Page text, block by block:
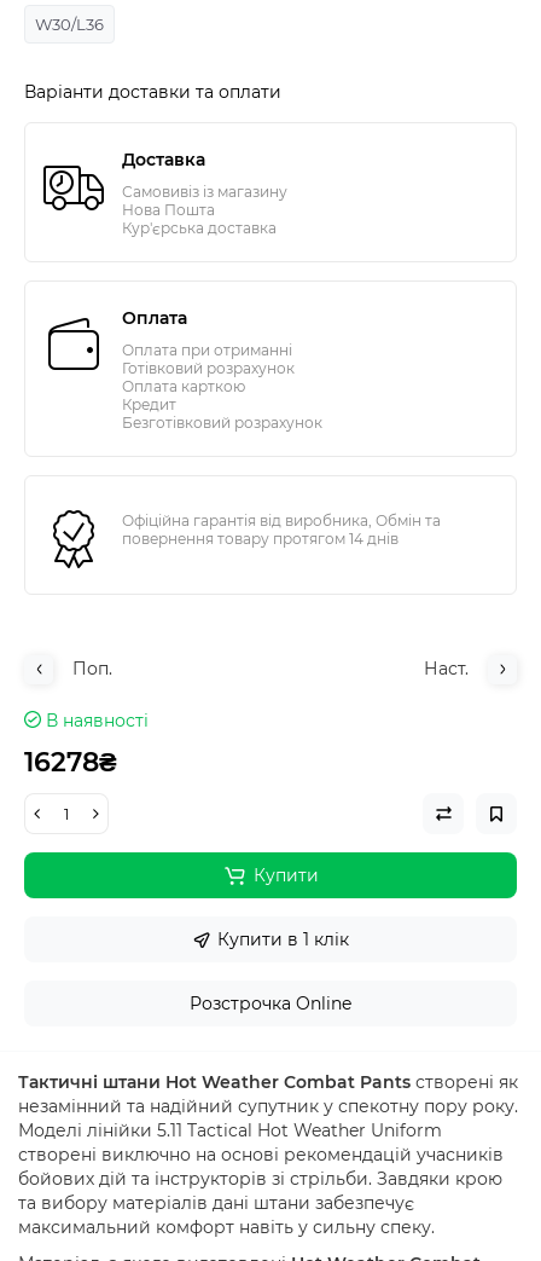
W30/L36
Варіанти доставки та оплати
Доставка
Самовивіз із магазину
Нова Пошта
Кур'єрська доставка
Оплата
Оплата при отриманні
Готівковий розрахунок
Оплата карткою
Кредит
Безготівковий розрахунок
Офіційна гарантія від виробника, Обмін та
повернення товару протягом 14 днів
Поп. Наст.
В наявності
16278₴
Купити
Купити в 1 клік
Розстрочка Online
Тактичні штани Hot Weather Combat Pants створені як
незамінний та надійний супутник у спекотну пору року.
Моделі лінійки 5.11 Tactical Hot Weather Uniform
створені виключно на основі рекомендацій учасників
бойових дій та інструкторів зі стрільби. Завдяки крою
та вибору матеріалів дані штани забезпечує
максимальний комфорт навіть у сильну спеку.